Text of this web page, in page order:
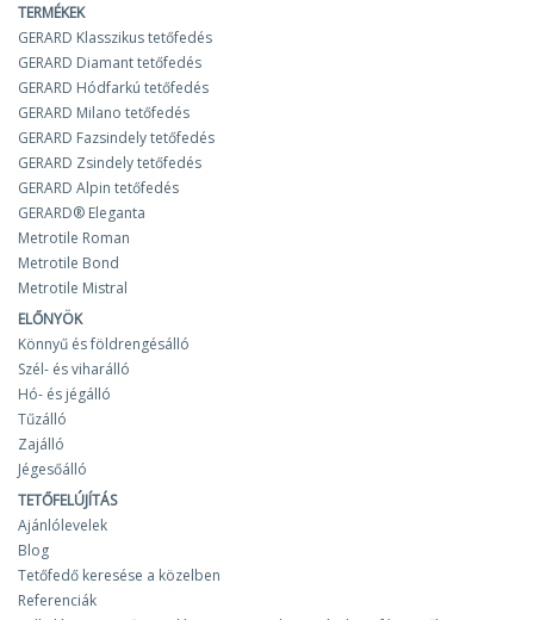
TERMÉKEK
GERARD Klasszikus tetőfedés
GERARD Diamant tetőfedés
GERARD Hódfarkú tetőfedés
GERARD Milano tetőfedés
GERARD Fazsindely tetőfedés
GERARD Zsindely tetőfedés
GERARD Alpin tetőfedés
GERARD® Eleganta
Metrotile Roman
Metrotile Bond
Metrotile Mistral
ELŐNYÖK
Könnyű és földrengésálló
Szél- és viharálló
Hó- és jégálló
Tűzálló
Zajálló
Jégesőálló
TETŐFELÚJÍTÁS
Ajánlólevelek
Blog
Tetőfedő keresése a közelben
Referenciák